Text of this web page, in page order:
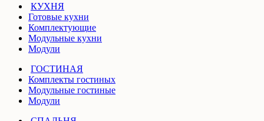
КУХНЯ
Готовые кухни
Комплектующие
Модульные кухни
Модули
ГОСТИНАЯ
Комплекты гостиных
Модульные гостиные
Модули